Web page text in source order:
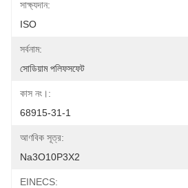
সাক্ষ্যদান:
ISO
সর্বনাম:
সোডিয়াম পলিফসফেট
কাস নং।:
68915-31-1
আণবিক সূত্র:
Na3O10P3X2
EINECS: